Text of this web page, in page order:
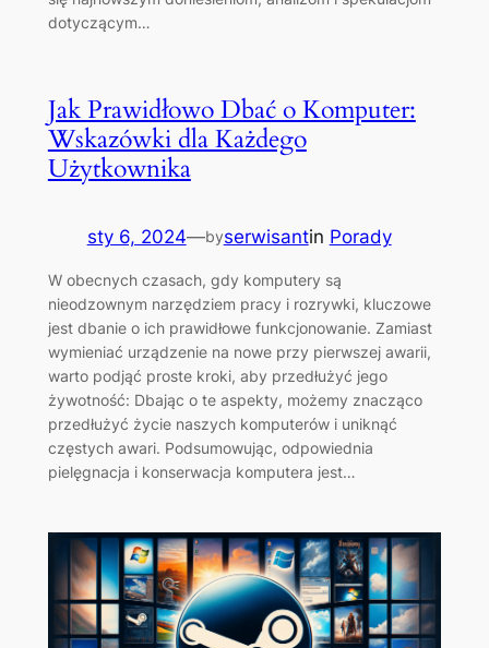
dotyczącym…
Jak Prawidłowo Dbać o Komputer:
Wskazówki dla Każdego
Użytkownika
sty 6, 2024—byserwisantin Porady
W obecnych czasach, gdy komputery są
nieodzownym narzędziem pracy i rozrywki, kluczowe
jest dbanie o ich prawidłowe funkcjonowanie. Zamiast
wymieniać urządzenie na nowe przy pierwszej awarii,
warto podjąć proste kroki, aby przedłużyć jego
żywotność: Dbając o te aspekty, możemy znacząco
przedłużyć życie naszych komputerów i uniknąć
częstych awari. Podsumowując, odpowiednia
pielęgnacja i konserwacja komputera jest…